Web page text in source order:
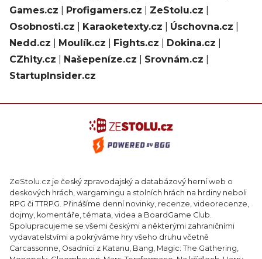
Games.cz
Profigamers.cz ZeStolu.cz
Osobnosti.cz
Karaoketexty.cz Úschovna.cz
Nedd.cz
Moulík.cz Fights.cz Dokina.cz
CZhity.cz
Našepeníze.cz Srovnám.cz
StartupInsider.cz
ZeStolu.cz je český zpravodajský a databázový herní web o
deskových hrách, wargamingu a stolních hrách na hrdiny neboli
RPG či TTRPG. Přinášíme denní novinky, recenze, videorecenze,
dojmy, komentáře, témata, videa a BoardGame Club.
Spolupracujeme se všemi českými a některými zahraničními
vydavatelstvími a pokrýváme hry všeho druhu včetně
Carcassonne, Osadníci z Katanu, Bang, Magic: The Gathering,